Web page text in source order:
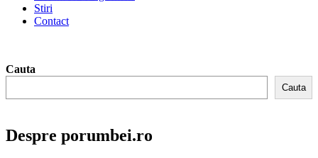
Stiri
Contact
Cauta
Cauta
Despre porumbei.ro